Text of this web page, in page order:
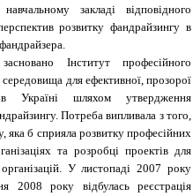
закладі відповідного
розвитку фандрайзингу в
Інститут професійного
для ефективної, прозорої
в Україні шляхом утвердження
Потреба випливала з того,
яка б сприяла розвитку професійних
та розробці проектів для
У листопаді 2007 року
2008 року відбулась реєстрація